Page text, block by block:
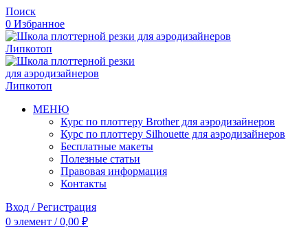
Поиск
0 Избранное
МЕНЮ
Курс по плоттеру Brother для аэродизайнеров
Курс по плоттеру Silhouette для аэродизайнеров
Бесплатные макеты
Полезные статьи
Правовая информация
Контакты
Вход / Регистрация
0 элемент / 0,00 ₽